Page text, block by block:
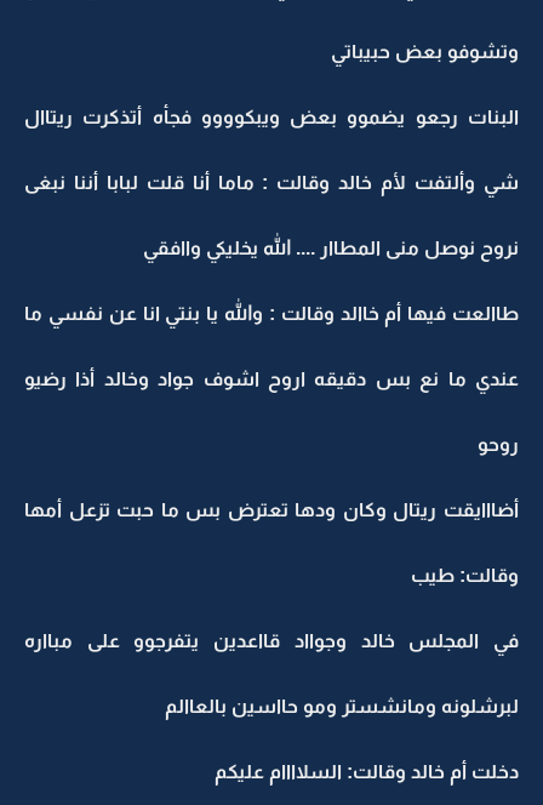
وتشوفو بعض حبيباتي
البنات رجعو يضموو بعض ويبكوووو فجأه أتذكرت ريتاال
شي وألتفت لأم خالد وقالت : ماما أنا قلت لبابا أننا نبغى
نروح نوصل منى المطاار .... الله يخليكي واافقي
طاالعت فيها أم خاالد وقالت : والله يا بنتي انا عن نفسي ما
عندي ما نع بس دقيقه اروح اشوف جواد وخالد أذا رضيو
روحو
أضااايقت ريتال وكان ودها تعترض بس ما حبت تزعل أمها
وقالت: طيب
في المجلس خالد وجوااد قااعدين يتفرجوو على مبااره
لبرشلونه ومانشستر ومو حااسين بالعاالم
دخلت أم خالد وقالت: السلاااام عليكم